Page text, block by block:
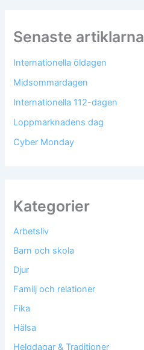
Senaste artiklarna
Internationella öldagen
Midsommardagen
Internationella 112-dagen
Loppmarknadens dag
Cyber Monday
Kategorier
Arbetsliv
Barn och skola
Djur
Familj och relationer
Fika
Hälsa
Helgdagar & Traditioner